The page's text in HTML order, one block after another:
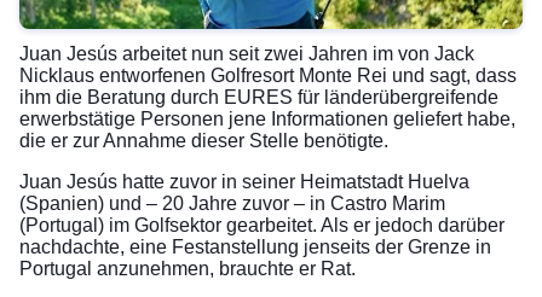
Juan Jesús arbeitet nun seit zwei Jahren im von Jack
Nicklaus entworfenen Golfresort Monte Rei und sagt, dass
ihm die Beratung durch EURES für länderübergreifende
erwerbstätige Personen jene Informationen geliefert habe,
die er zur Annahme dieser Stelle benötigte.
Juan Jesús hatte zuvor in seiner Heimatstadt Huelva
(Spanien) und – 20 Jahre zuvor – in Castro Marim
(Portugal) im Golfsektor gearbeitet. Als er jedoch darüber
nachdachte, eine Festanstellung jenseits der Grenze in
Portugal anzunehmen, brauchte er Rat.